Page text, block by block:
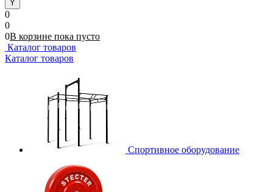
0
0
0В корзине пока пусто
Каталог товаров
Каталог товаров
Спортивное оборудование